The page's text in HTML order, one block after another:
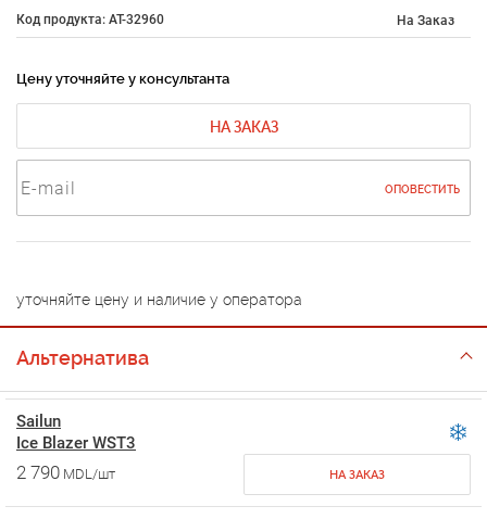
Код продукта: AT-32960 На Заказ
Цену уточняйте у консультанта
НА ЗАКАЗ
ОПОВЕСТИТЬ
уточняйте цену и наличие у оператора
Альтернатива
Sailun
Ice Blazer WST3
2 790 MDL/шт НА ЗАКАЗ